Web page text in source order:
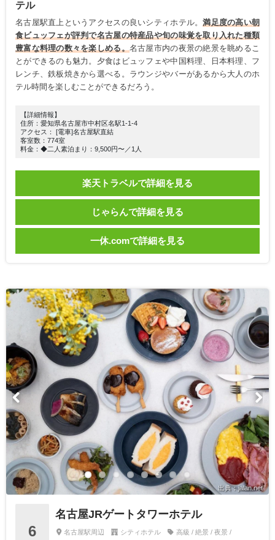
テル
名古屋駅直上というアクセスの良いシティホテル。満足度の高い朝
食ビュッフェが評判で名古屋の特産品や旬の味覚を取り入れた種類
豊富な料理の数々を楽しめる。 名古屋市内の夜景の絶景を眺めるこ
とができるのも魅力。夕食はビュッフェや中国料理、日本料理、フ
レンチ、鉄板焼きから選べる。ラウンジやバーがあるから大人のホ
テル時間を楽しむことができるだろう。
【詳細情報】
住所：愛知県名古屋市中村区名駅1-1-4
アクセス： [電車]名古屋駅直結
客室数：774室
料金：◆二人素泊まり：9,500円〜／1人
楽天トラベルで詳細を見る
じゃらんで詳細を見る
一休.comで詳細を見る
出典：jalan.net
6
名古屋JRゲートタワーホテル
名古屋駅周辺 シティホテル 高級 / 絶景 / 夜景 /